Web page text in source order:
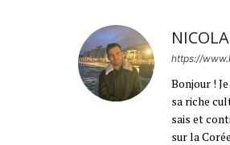
https://
Bonjour !
sa riche
sais et
sur la